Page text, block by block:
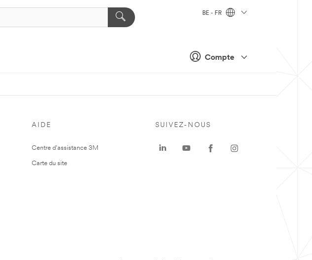
Compte
BE - FR
AIDE
Centre d'assistance 3M
Carte du site
SUIVEZ-NOUS